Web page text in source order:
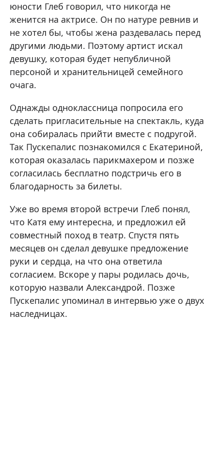
юности Глеб говорил, что никогда не
женится на актрисе. Он по натуре ревнив и
не хотел бы, чтобы жена раздевалась перед
другими людьми. Поэтому артист искал
девушку, которая будет непубличной
персоной и хранительницей семейного
очага.
Однажды одноклассница попросила его
сделать пригласительные на спектакль, куда
она собиралась прийти вместе с подругой.
Так Пускепалис познакомился с Екатериной,
которая оказалась парикмахером и позже
согласилась бесплатно подстричь его в
благодарность за билеты.
Уже во время второй встречи Глеб понял,
что Катя ему интересна, и предложил ей
совместный поход в театр. Спустя пять
месяцев он сделал девушке предложение
руки и сердца, на что она ответила
согласием. Вскоре у пары родилась дочь,
которую назвали Александрой. Позже
Пускепалис упоминал в интервью уже о двух
наследницах.